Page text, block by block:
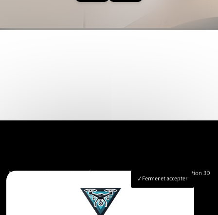
Accueil Suivi de chantier
Modélisation 3D
Contact Fermer et accepter